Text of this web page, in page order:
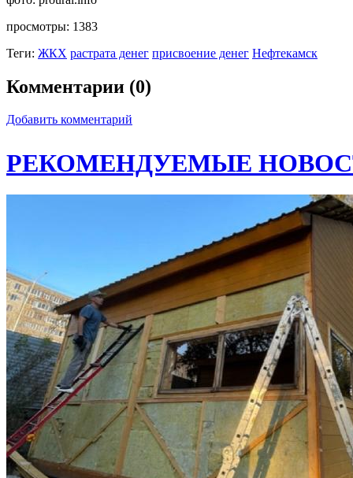
просмотры: 1383
Теги: ЖКХ растрата денег присвоение денег Нефтекамск
Комментарии (0)
Добавить комментарий
РЕКОМЕНДУЕМЫЕ